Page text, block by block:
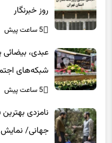
روز خبرنگار
5 ساعت پیش
عبدی،
شبکه‌های
5 ساعت پیش
جهانی/ نمایش فیلم در